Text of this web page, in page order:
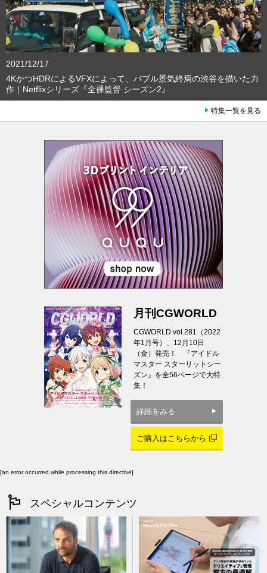
2021/12/17
4KかつHDRによるVFXによって、バブル景気終焉の渋谷を描いた力
作｜Netflixシリーズ『全裸監督 シーズン2』
特集一覧を見る
月刊CGWORLD
CGWORLD vol.281（2022
年1月号）、12月10日
（金）発売！ 『アイドル
マスター スターリットシー
ズン』を全56ページで大特
集！
詳細をみる
ご購入はこちらから
[an error occurred while processing this directive]
スペシャルコンテンツ